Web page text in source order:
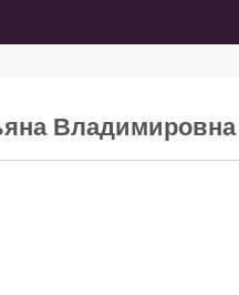
Владимировна